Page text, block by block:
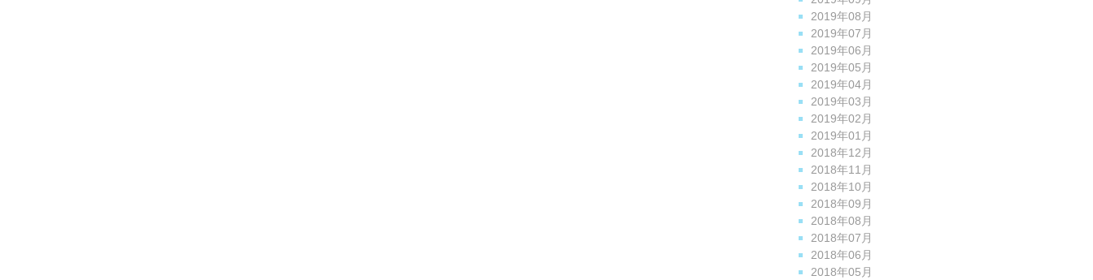
2019年08月
2019年07月
2019年06月
2019年05月
2019年04月
2019年03月
2019年02月
2019年01月
2018年12月
2018年11月
2018年10月
2018年09月
2018年08月
2018年07月
2018年06月
2018年05月